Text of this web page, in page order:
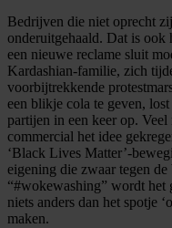
Bedrijven die niet oprecht
onderuitgehaald. Dat is
een nieuwe reclame sluit
Kardashian-familie, zich
voorbijtrekkende
een blikje cola te geven,
partijen in een keer op.
commercial het idee
‘Black Lives Matter’-
eigening die zwaar tegen
“#wokewashing” wordt het
niets anders dan het spotje
maken.